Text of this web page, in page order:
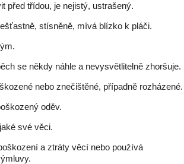
před třídou, je nejistý, ustrašený.
stísněně, mívá blízko k pláči.
se někdy náhle a nevysvětlitelně zhoršuje.
nebo znečištěné, případně rozházené.
oděv.
své věci.
a ztráty věcí nebo používá